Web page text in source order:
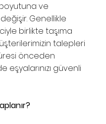
boyutuna ve
Genellikle
birlikte taşıma
talepleri
önceden
güvenli